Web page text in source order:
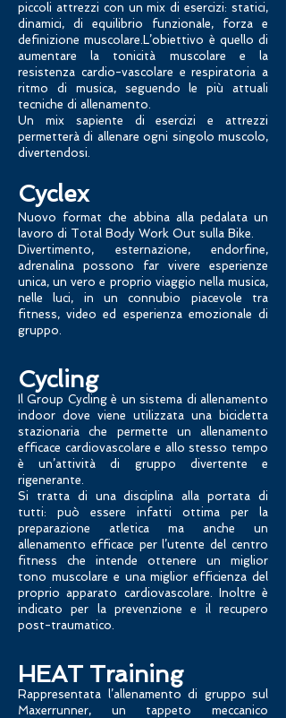
piccoli attrezzi con un mix di esercizi: statici,
dinamici, di equilibrio funzionale, forza e
definizione muscolare.L’obiettivo è quello di
aumentare la tonicità muscolare e la
resistenza cardio-vascolare e respiratoria a
ritmo di musica, seguendo le più attuali
tecniche di allenamento.
Un mix sapiente di esercizi e attrezzi
permetterà di allenare ogni singolo muscolo,
divertendosi.
Cyclex
Nuovo format che abbina alla pedalata un
lavoro di Total Body Work Out sulla Bike.
Divertimento, esternazione, endorfine,
adrenalina possono far vivere esperienze
unica, un vero e proprio viaggio nella musica,
nelle luci, in un connubio piacevole tra
fitness, video ed esperienza emozionale di
gruppo.
Cycling
Il Group Cycling è un sistema di allenamento
indoor dove viene utilizzata una bicicletta
stazionaria che permette un allenamento
efficace cardiovascolare e allo stesso tempo
è un’attività di gruppo divertente e
rigenerante.
Si tratta di una disciplina alla portata di
tutti: può essere infatti ottima per la
preparazione atletica ma anche un
allenamento efficace per l’utente del centro
fitness che intende ottenere un miglior
tono muscolare e una miglior efficienza del
proprio apparato cardiovascolare. Inoltre è
indicato per la prevenzione e il recupero
post-traumatico.
HEAT Training
Rappresentata l’allenamento di gruppo sul
Maxerrunner, un tappeto meccanico